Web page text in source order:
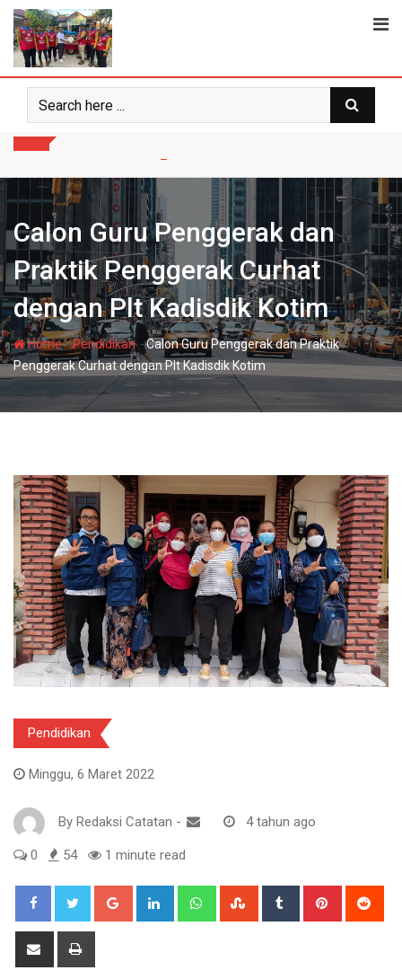
Skip
content
Calon Guru Penggerak dan
Praktik Penggerak Curhat
dengan Plt Kadisdik Kotim
Home-Pendidikan-Calon Guru Penggerak dan Praktik
Penggerak Curhat dengan Plt Kadisdik Kotim
Pendidikan
Minggu, 6 Maret 2022
By Redaksi Catatan - 4 tahun ago
0 54 1 minute read
Google+ LinkedIn WhatsappStumbleUpon
Tumblr Pinterest
Share